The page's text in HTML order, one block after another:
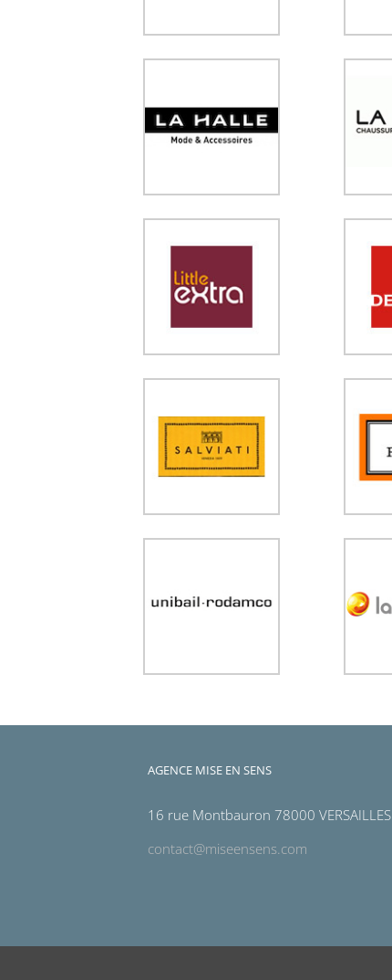
AGENCE MISE EN SENS
16 rue Montbauron 78000 VERSAILLES
contact@miseensens.com